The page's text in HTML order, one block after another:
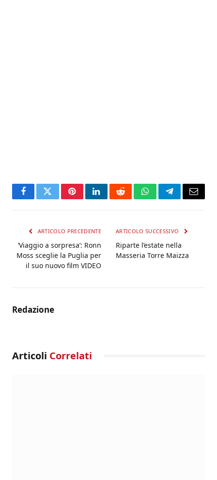
FacebookTwitterPinterestLinkedInRedditWhatsAppTelegramEmail
ARTICOLO PRECEDENTE
‘Viaggio a sorpresa’: Ronn
Moss sceglie la Puglia per
il suo nuovo film VIDEO
ARTICOLO SUCCESSIVO
Riparte l’estate nella
Masseria Torre Maizza
Redazione
Articoli Correlati